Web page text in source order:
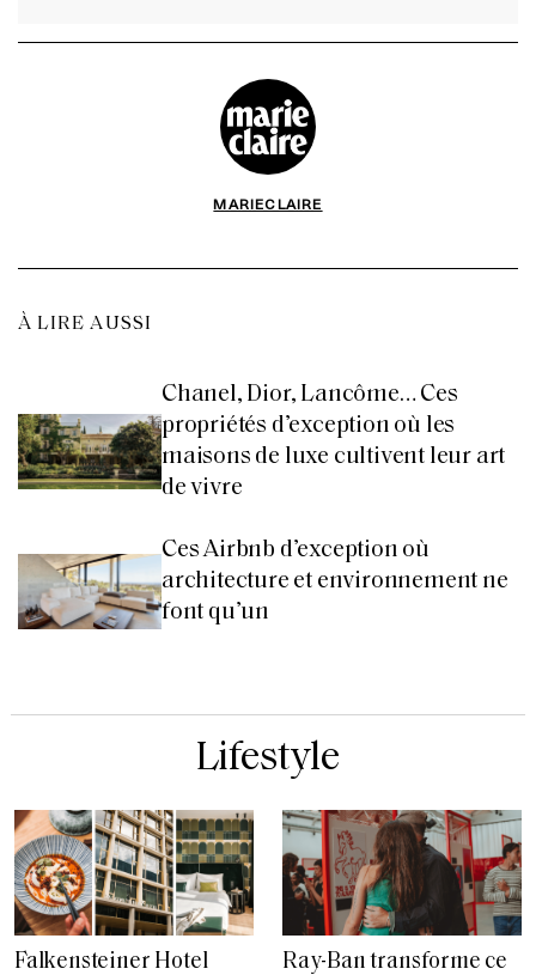
MARIECLAIRE
À LIRE AUSSI
Chanel, Dior, Lancôme… Ces
propriétés d’exception où les
maisons de luxe cultivent leur art
de vivre
Ces Airbnb d’exception où
architecture et environnement ne
font qu’un
Lifestyle
Falkensteiner Hotel
Ray-Ban transforme ce